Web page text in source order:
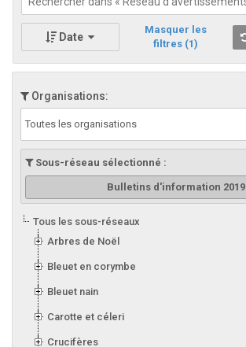
Date
Masquer les
filtres (1)
Organisations:
Toutes les organisations
Sous-réseau sélectionné :
Bulletins d'information 2019
Tous les sous-réseaux
Arbres de Noël
Bleuet en corymbe
Bleuet nain
Carotte et céleri
Crucifères